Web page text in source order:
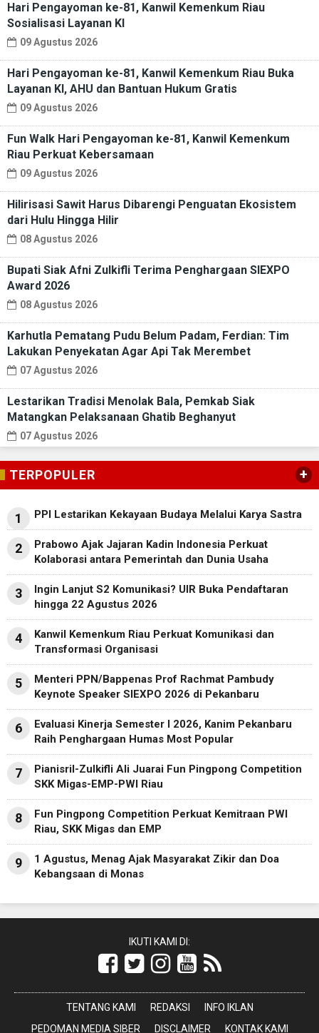
Hari Pengayoman ke-81, Kanwil Kemenkum Riau
Sosialisasi Layanan KI
09 Agustus 2026
Hari Pengayoman ke-81, Kanwil Kemenkum Riau Buka
Layanan KI, AHU dan Bantuan Hukum Gratis
09 Agustus 2026
Fun Walk Hari Pengayoman ke-81, Kanwil Kemenkum
Riau Perkuat Kebersamaan
09 Agustus 2026
Hilirisasi Sawit Harus Dibarengi Penguatan Ekosistem
dari Hulu Hingga Hilir
08 Agustus 2026
Bupati Siak Afni Zulkifli Terima Penghargaan SIEXPO
Award 2026
08 Agustus 2026
Karhutla Pematang Pudu Belum Padam, Ferdian: Tim
Lakukan Penyekatan Agar Api Tak Merembet
07 Agustus 2026
Lestarikan Tradisi Menolak Bala, Pemkab Siak
Matangkan Pelaksanaan Ghatib Beghanyut
07 Agustus 2026
TERPOPULER +
1 PPI Lestarikan Kekayaan Budaya Melalui Karya Sastra
2
Prabowo Ajak Jajaran Kadin Indonesia Perkuat
Kolaborasi antara Pemerintah dan Dunia Usaha
3
Ingin Lanjut S2 Komunikasi? UIR Buka Pendaftaran
hingga 22 Agustus 2026
4
Kanwil Kemenkum Riau Perkuat Komunikasi dan
Transformasi Organisasi
5
Menteri PPN/Bappenas Prof Rachmat Pambudy
Keynote Speaker SIEXPO 2026 di Pekanbaru
6
Evaluasi Kinerja Semester I 2026, Kanim Pekanbaru
Raih Penghargaan Humas Most Popular
7
Pianisril-Zulkifli Ali Juarai Fun Pingpong Competition
SKK Migas-EMP-PWI Riau
8
Fun Pingpong Competition Perkuat Kemitraan PWI
Riau, SKK Migas dan EMP
9
1 Agustus, Menag Ajak Masyarakat Zikir dan Doa
Kebangsaan di Monas
IKUTI KAMI DI:
TENTANG KAMI REDAKSI
INFO IKLAN
PEDOMAN MEDIA SIBER
DISCLAIMER KONTAK KAMI